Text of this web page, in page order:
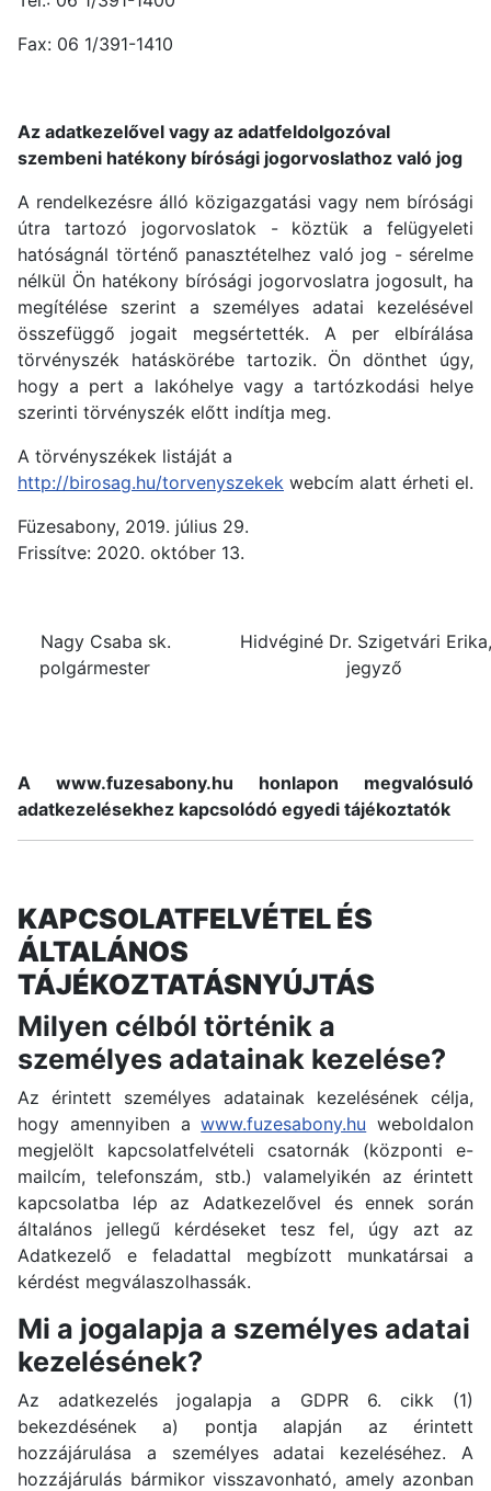
Fax: 06 1/391-1410
Az adatkezelővel vagy az adatfeldolgozóval
szembeni hatékony bírósági jogorvoslathoz való jog
A rendelkezésre álló közigazgatási vagy nem bírósági
útra tartozó jogorvoslatok - köztük a felügyeleti
hatóságnál történő panasztételhez való jog - sérelme
nélkül Ön hatékony bírósági jogorvoslatra jogosult, ha
megítélése szerint a személyes adatai kezelésével
összefüggő jogait megsértették. A per elbírálása
törvényszék hatáskörébe tartozik. Ön dönthet úgy,
hogy a pert a lakóhelye vagy a tartózkodási helye
szerinti törvényszék előtt indítja meg.
A törvényszékek listáját a
http://birosag.hu/torvenyszekek webcím alatt érheti el.
Füzesabony, 2019. július 29.
Frissítve: 2020. október 13.
Nagy Csaba sk.
polgármester
Hidvéginé Dr. Szigetvári
jegyző
A www.fuzesabony.hu honlapon megvalósuló
adatkezelésekhez kapcsolódó egyedi tájékoztatók
KAPCSOLATFELVÉTEL ÉS
ÁLTALÁNOS
TÁJÉKOZTATÁSNYÚJTÁS
Milyen célból történik a
személyes adatainak kezelése?
Az érintett személyes adatainak kezelésének célja,
hogy amennyiben awww.fuzesabony.hu weboldalon
megjelölt kapcsolatfelvételi csatornák (központi e-
mailcím, telefonszám, stb.) valamelyikén az érintett
kapcsolatba lép az Adatkezelővel és ennek során
általános jellegű kérdéseket tesz fel, úgy azt az
Adatkezelő e feladattal megbízott munkatársai a
kérdést megválaszolhassák.
Mi a jogalapja a személyes adatai
kezelésének?
Az adatkezelés jogalapja a GDPR 6. cikk (1)
bekezdésének a) pontja alapján az érintett
hozzájárulása a személyes adatai kezeléséhez. A
hozzájárulás bármikor visszavonható, amely azonban